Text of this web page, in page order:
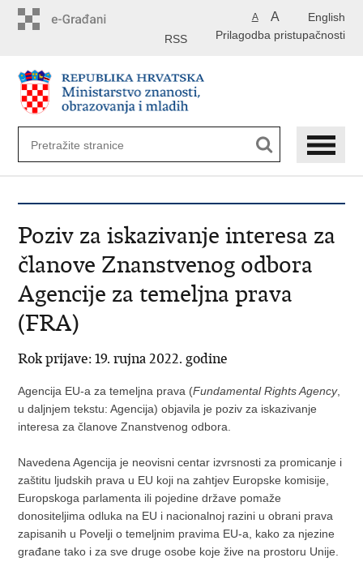
English
A A
Prilagodba pristupačnosti
RSS
Poziv za iskazivanje interesa za
članove Znanstvenog odbora
Agencije za temeljna prava
(FRA)
Rok prijave: 19. rujna 2022. godine
Agencija EU-a za temeljna prava (Fundamental Rights Agency,
u daljnjem tekstu: Agencija) objavila je poziv za iskazivanje
interesa za članove Znanstvenog odbora.
Navedena Agencija je neovisni centar izvrsnosti za promicanje i
zaštitu ljudskih prava u EU koji na zahtjev Europske komisije,
Europskoga parlamenta ili pojedine države pomaže
donositeljima odluka na EU i nacionalnoj razini u obrani prava
zapisanih u Povelji o temeljnim pravima EU-a, kako za njezine
građane tako i za sve druge osobe koje žive na prostoru Unije.